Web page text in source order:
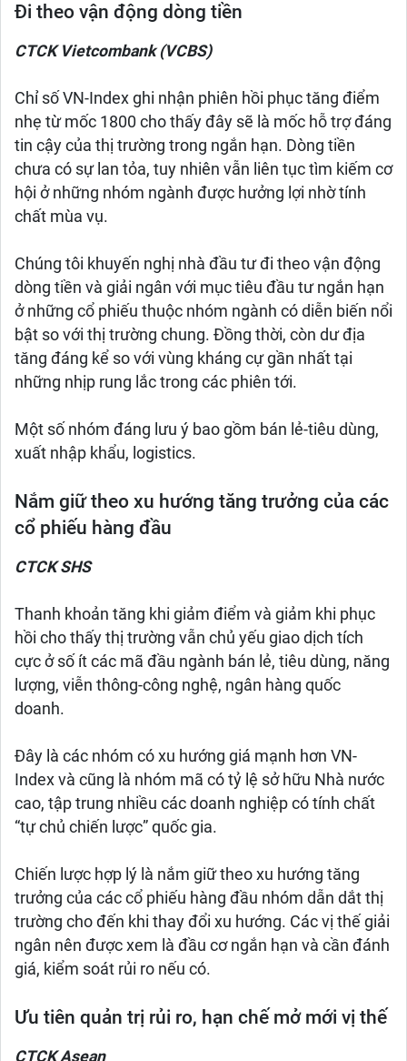
Đi theo vận động dòng tiền
CTCK Vietcombank (VCBS)
Chỉ số VN-Index ghi nhận phiên hồi phục tăng điểm
nhẹ từ mốc 1800 cho thấy đây sẽ là mốc hỗ trợ đáng
tin cậy của thị trường trong ngắn hạn. Dòng tiền
chưa có sự lan tỏa, tuy nhiên vẫn liên tục tìm kiếm cơ
hội ở những nhóm ngành được hưởng lợi nhờ tính
chất mùa vụ.
Chúng tôi khuyến nghị nhà đầu tư đi theo vận động
dòng tiền và giải ngân với mục tiêu đầu tư ngắn hạn
ở những cổ phiếu thuộc nhóm ngành có diễn biến nổi
bật so với thị trường chung. Đồng thời, còn dư địa
tăng đáng kể so với vùng kháng cự gần nhất tại
những nhịp rung lắc trong các phiên tới.
Một số nhóm đáng lưu ý bao gồm bán lẻ-tiêu dùng,
xuất nhập khẩu, logistics.
Nắm giữ theo xu hướng tăng trưởng của các
cổ phiếu hàng đầu
CTCK SHS
Thanh khoản tăng khi giảm điểm và giảm khi phục
hồi cho thấy thị trường vẫn chủ yếu giao dịch tích
cực ở số ít các mã đầu ngành bán lẻ, tiêu dùng, năng
lượng, viễn thông-công nghệ, ngân hàng quốc
doanh.
Đây là các nhóm có xu hướng giá mạnh hơn VN-
Index và cũng là nhóm mã có tỷ lệ sở hữu Nhà nước
cao, tập trung nhiều các doanh nghiệp có tính chất
“tự chủ chiến lược” quốc gia.
Chiến lược hợp lý là nắm giữ theo xu hướng tăng
trưởng của các cổ phiếu hàng đầu nhóm dẫn dắt thị
trường cho đến khi thay đổi xu hướng. Các vị thế giải
ngân nên được xem là đầu cơ ngắn hạn và cần đánh
giá, kiểm soát rủi ro nếu có.
Ưu tiên quản trị rủi ro, hạn chế mở mới vị thế
CTCK Asean